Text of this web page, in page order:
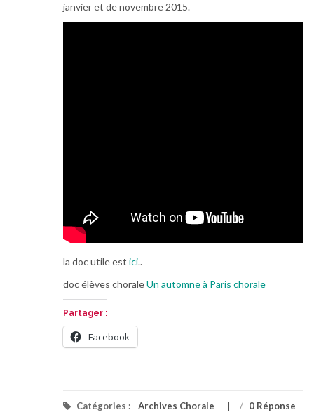
janvieret denovembre 2015.
la doc utile est ici..
doc élèves choraleUn automne à Paris chorale
Partager :
Facebook
Catégories : Archives Chorale / 0 Réponse